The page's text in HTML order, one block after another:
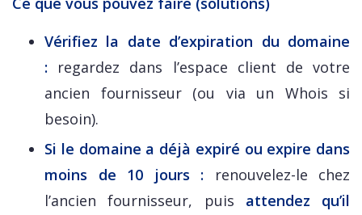
Vérifiez la date d’expiration du domaine
: regardez dans l’espace client de votre
ancien fournisseur (ou via un Whois si
besoin).
Si le domaine a déjà expiré ou expire dans
moins de 10 jours :
renouvelez-le chez
l’ancien fournisseur, puis attendez qu’il